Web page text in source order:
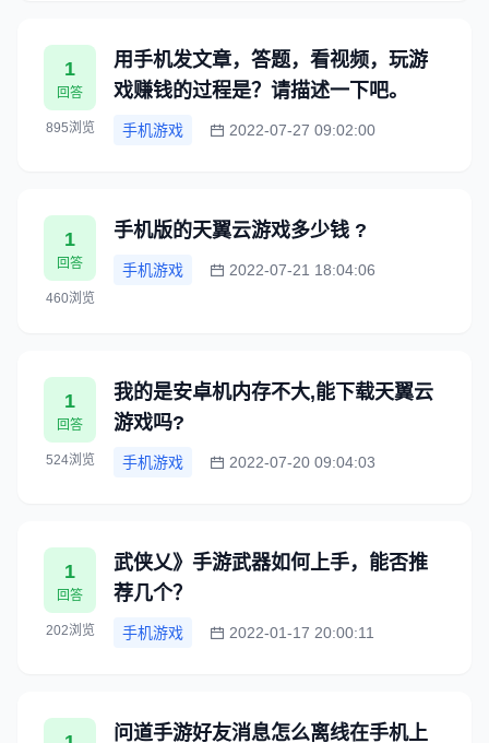
1
回答
895浏览
用手机发文章，答题，看视频，玩游
戏赚钱的过程是？请描述一下吧。
手机游戏 2022-07-27 09:02:00
1
回答
460浏览
手机版的天翼云游戏多少钱 ?
手机游戏 2022-07-21 18:04:06
1
回答
524浏览
我的是安卓机内存不大,能下载天翼云
游戏吗?
手机游戏 2022-07-20 09:04:03
1
回答
202浏览
武侠乂》手游武器如何上手，能否推
荐几个？
手机游戏 2022-01-17 20:00:11
问道手游好友消息怎么离线在手机上